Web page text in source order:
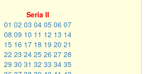
Seria II
01 02 03 04 05 06 07
08 09 10 11 12 13 14
15 16 17 18 19 20 21
22 23 24 25 26 27 28
29 30 31 32 33 34 35